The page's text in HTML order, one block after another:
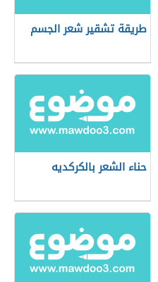
طريقة تشقير شعر الجسم
حناء الشعر بالكركديه